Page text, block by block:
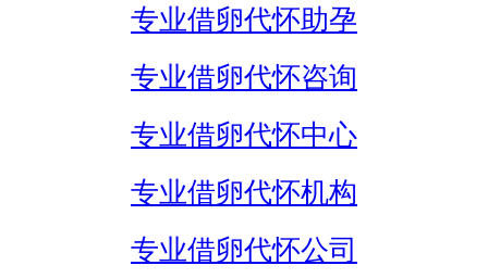
专业借卵代怀助孕
专业借卵代怀咨询
专业借卵代怀中心
专业借卵代怀机构
专业借卵代怀公司